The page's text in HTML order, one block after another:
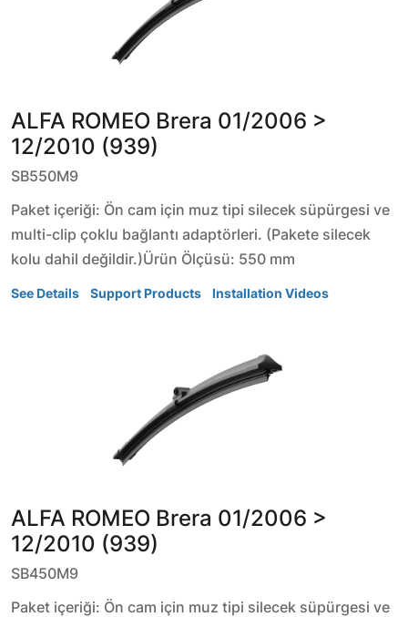
ALFA ROMEO Brera 01/2006 >
12/2010 (939)
SB550M9
Paket içeriği: Ön cam için muz tipi silecek süpürgesi ve
multi-clip çoklu bağlantı adaptörleri. (Pakete silecek
kolu dahil değildir.)Ürün Ölçüsü: 550 mm
See Details Support Products Installation Videos
ALFA ROMEO Brera 01/2006 >
12/2010 (939)
SB450M9
Paket içeriği: Ön cam için muz tipi silecek süpürgesi ve